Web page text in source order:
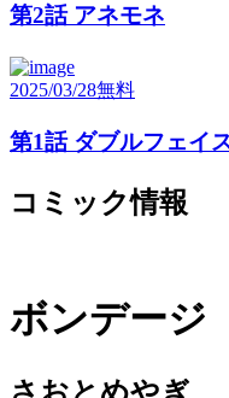
第2話 アネモネ
2025/03/28無料
第1話 ダブルフェイ
コミック情報
ボンデージ
さおとめやぎ